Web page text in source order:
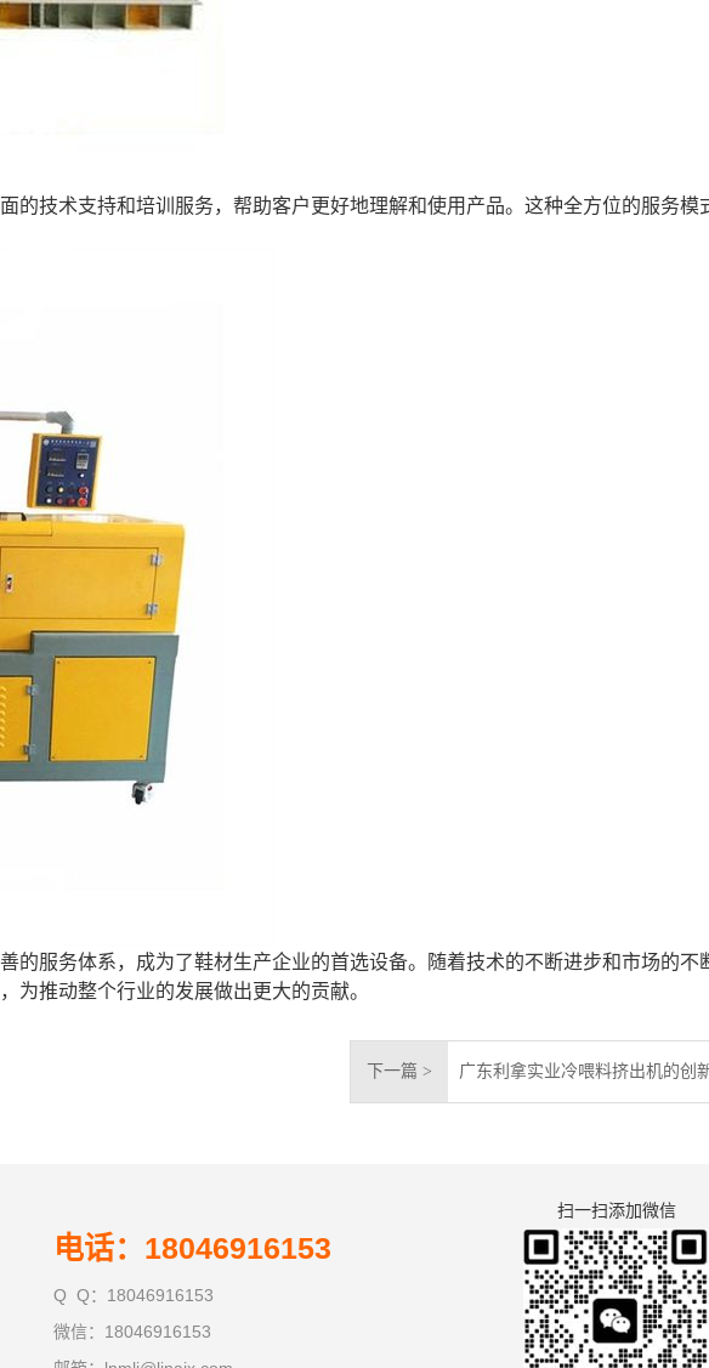
的技术支持和培训服务，帮助客户更好地理解和使用产品。这种全方位的服务模
的服务体系，成为了鞋材生产企业的首选设备。随着技术的不断进步和市场的不
为推动整个行业的发展做出更大的贡献。
下一篇 > 广东利拿实业冷喂料挤出机的创
电话：18046916153
Q Q：18046916153
微信：18046916153
扫一扫添加微信